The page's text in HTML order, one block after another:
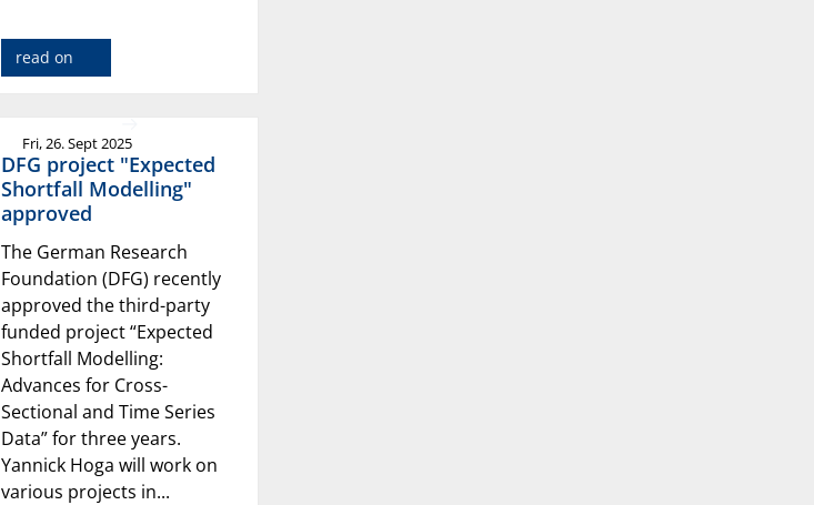
read on
Fri, 26. Sept 2025
DFG project "Expected
Shortfall Modelling"
approved
The German Research
Foundation (DFG) recently
approved the third-party
funded project “Expected
Shortfall Modelling:
Advances for Cross-
Sectional and Time Series
Data” for three years.
Yannick Hoga will work on
various projects in...